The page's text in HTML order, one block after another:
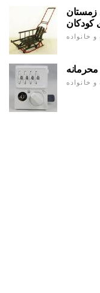
زمستان
و خانواده
محرمانه
و خانواده